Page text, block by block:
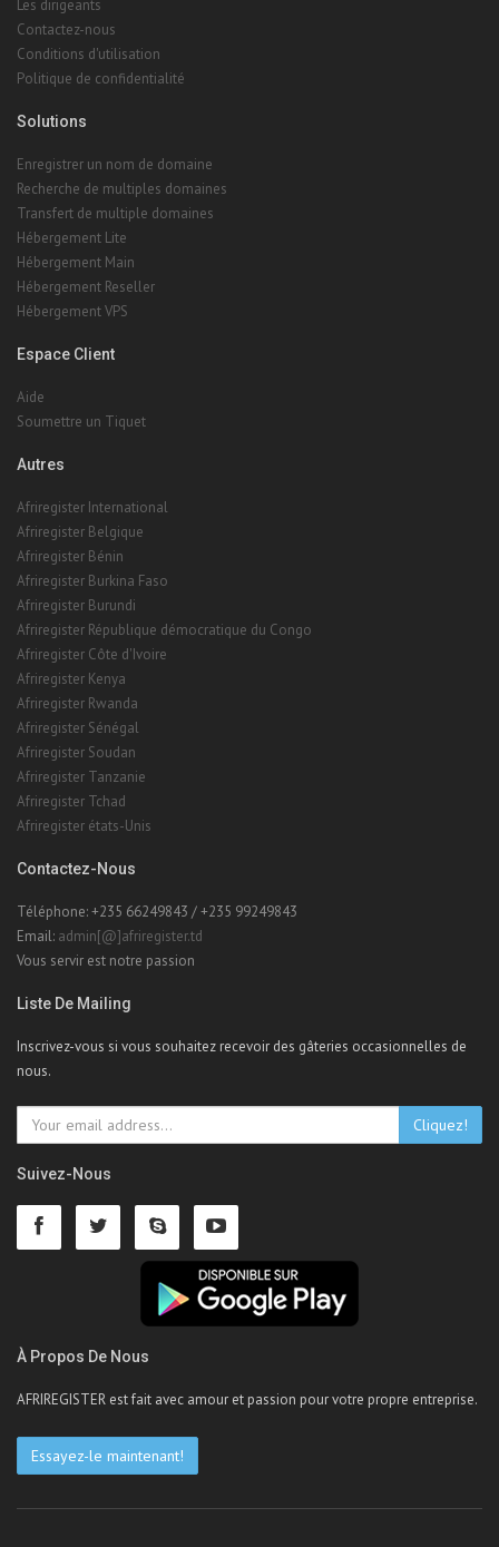
Les dirigeants
Contactez-nous
Conditions d'utilisation
Politique de confidentialité
Solutions
Enregistrer un nom de domaine
Recherche de multiples domaines
Transfert de multiple domaines
Hébergement Lite
Hébergement Main
Hébergement Reseller
Hébergement VPS
Espace Client
Aide
Soumettre un Tiquet
Autres
Afriregister International
Afriregister Belgique
Afriregister Bénin
Afriregister Burkina Faso
Afriregister Burundi
Afriregister République démocratique du Congo
Afriregister Côte d'Ivoire
Afriregister Kenya
Afriregister Rwanda
Afriregister Sénégal
Afriregister Soudan
Afriregister Tanzanie
Afriregister Tchad
Afriregister états-Unis
Contactez-Nous
Téléphone: +235 66249843 / +235 99249843
Email: admin[@]afriregister.td
Vous servir est notre passion
Liste De Mailing
Inscrivez-vous si vous souhaitez recevoir des gâteries occasionnelles de
nous.
Cliquez!
Suivez-Nous
À Propos De Nous
AFRIREGISTER est fait avec amour et passion pour votre propre entreprise.
Essayez-le maintenant!